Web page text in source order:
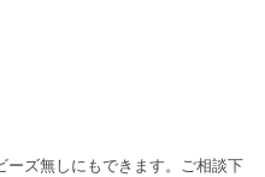
ーズ無しにもできます。ご相談下